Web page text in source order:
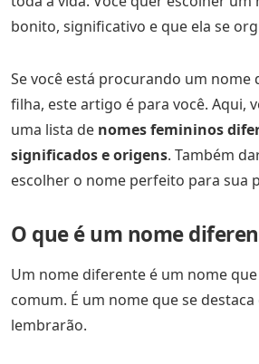
bonito, significativo e que ela se
Se você está procurando um nome
filha, este artigo é para você. Aqui,
uma lista de nomes femininos
significados e origens. Também
escolher o nome perfeito para sua
O que é um nome
Um nome diferente é um nome
comum. É um nome que se destaca
lembrarão.